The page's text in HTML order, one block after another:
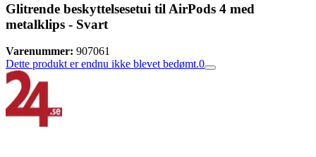
Glitrende beskyttelsesetui til AirPods 4 med
metalklips - Svart
Varenummer: 907061
Dette produkt er endnu ikke blevet bedømt.0